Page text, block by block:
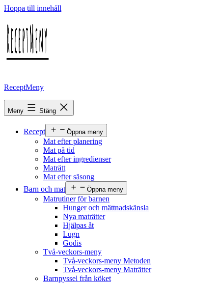
Hoppa till innehåll
ReceptMeny
Meny Stäng
Recept Öppna meny
Mat efter planering
Mat på tid
Mat efter ingredienser
Maträtt
Mat efter säsong
Barn och mat
Öppna meny
Matrutiner för barnen
Hunger och mättnadskänsla
Nya maträtter
Hjälpas åt
Lugn
Godis
Två-veckors-meny
Två-veckors-meny Metoden
Två-veckors-meny Maträtter
Barnpyssel från köket